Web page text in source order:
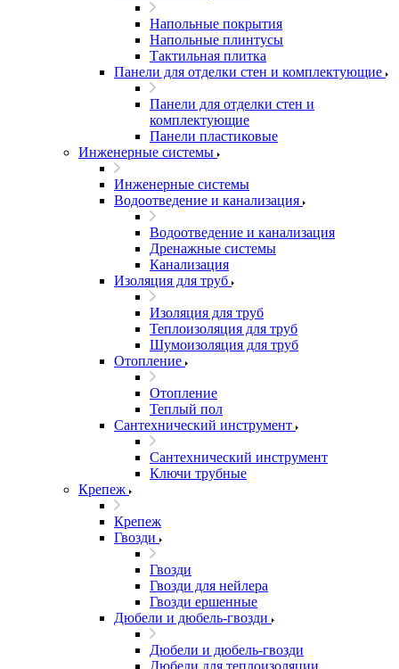
Напольные покрытия
Напольные плинтусы
Тактильная плитка
Панели для отделки стен и комплектующие
Панели для отделки стен и
комплектующие
Панели пластиковые
Инженерные системы
Инженерные системы
Водоотведение и канализация
Водоотведение и канализация
Дренажные системы
Канализация
Изоляция для труб
Изоляция для труб
Теплоизоляция для труб
Шумоизоляция для труб
Отопление
Отопление
Теплый пол
Сантехнический инструмент
Сантехнический инструмент
Ключи трубные
Крепеж
Крепеж
Гвозди
Гвозди
Гвозди для нейлера
Гвозди ершенные
Дюбели и дюбель-гвозди
Дюбели и дюбель-гвозди
Дюбели для теплоизоляции